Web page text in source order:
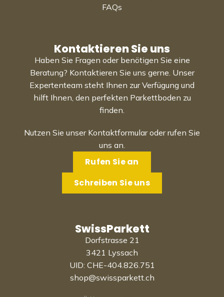
FAQs
Kontaktieren Sie uns
Haben Sie Fragen oder benötigen Sie eine
Beratung? Kontaktieren Sie uns gerne. Unser
Expertenteam steht Ihnen zur Verfügung und
hilft Ihnen, den perfekten Parkettboden zu
finden.
Nutzen Sie unser Kontaktformular oder rufen Sie
uns an.
Rufen Sie an
Schreiben Sie uns
SwissParkett
Dorfstrasse 21
3421 Lyssach
UID: CHE-404.826.751
shop@swissparkett.ch